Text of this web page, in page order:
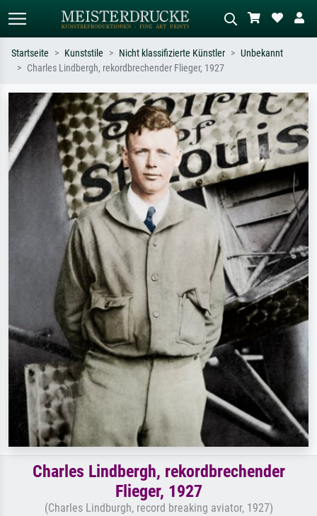
Suchen Sie nach Künstlern, Werktiteln
oder Stilen – z.B. Monet,
Sternennacht, Impressionismus, Welle
Hokusai, Akt.
Beschreiben Sie die Szene – z.B. Grüne
Wiese, Abstrakt mit viel Rot, Dunkles
Ölgemälde, Stehender Akt neben einem
Baum.
Startseite Kunststile Nicht klassifizierte Künstler
Unbekannt
Charles Lindbergh, rekordbrechender Flieger, 1927
Charles Lindbergh, rekordbrechender
Flieger, 1927
(Charles Lindburgh, record breaking aviator, 1927)